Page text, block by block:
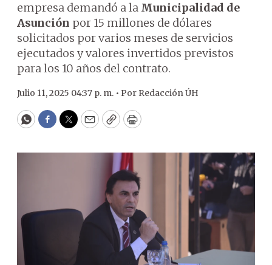
empresa demandó a la Municipalidad de
Asunción por 15 millones de dólares
solicitados por varios meses de servicios
ejecutados y valores invertidos previstos
para los 10 años del contrato.
Julio 11, 2025 04:37 p. m. • Por Redacción ÚH
WhatsApp
Facebook
Twitter
EmailCopyPrint